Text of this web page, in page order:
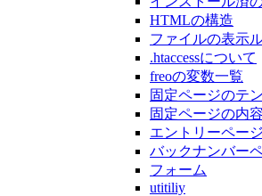
HTMLの構造
ファイルの表示
.htaccessについて
freoの変数一覧
固定ページのテ
固定ページの内容
エントリーページ
バックナンバー
フォーム
utitiliy